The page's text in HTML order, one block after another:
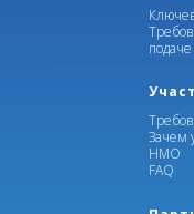
Зачем
НМО
FAQ